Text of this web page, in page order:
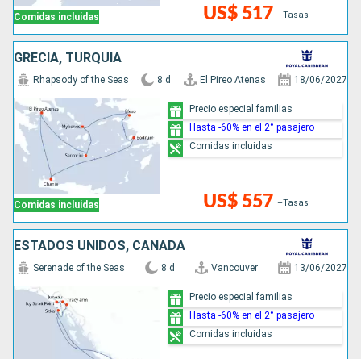
Comidas incluidas US$ 517 +Tasas
GRECIA, TURQUÍA
Comidas incluidas
Rhapsody of the Seas 8 d El Pireo Atenas 18/06/2027
US$ 557 +Tasas
Precio especial familias
Hasta -60% en el 2° pasajero
Comidas incluidas
ESTADOS UNIDOS, CANADÁ
Serenade of the Seas 8 d Vancouver 13/06/2027
Precio especial familias
Hasta -60% en el 2° pasajero
Comidas incluidas